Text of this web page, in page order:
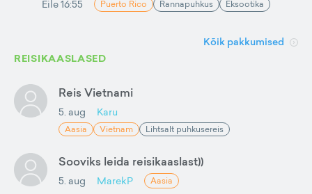
Eile 16:55 Puerto Rico Rannapuhkus Eksootika
Kõik pakkumised
REISIKAASLASED
Reis Vietnami
5. aug Karu
Aasia Vietnam Lihtsalt puhkusereis
Sooviks leida reisikaaslast))
5. aug MarekP Aasia